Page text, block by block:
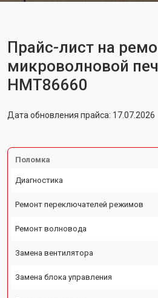
Прайс-лист на
микроволновой
HMT86660
Дата обновления прайса: 17.07.2026
Поломка
Диагностика
Ремонт переключателей режимов
Ремонт волновода
Замена вентилятора
Замена блока управления